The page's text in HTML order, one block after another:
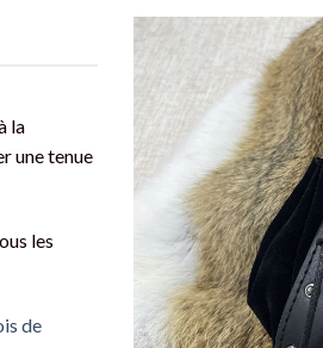
la
une tenue
les
de